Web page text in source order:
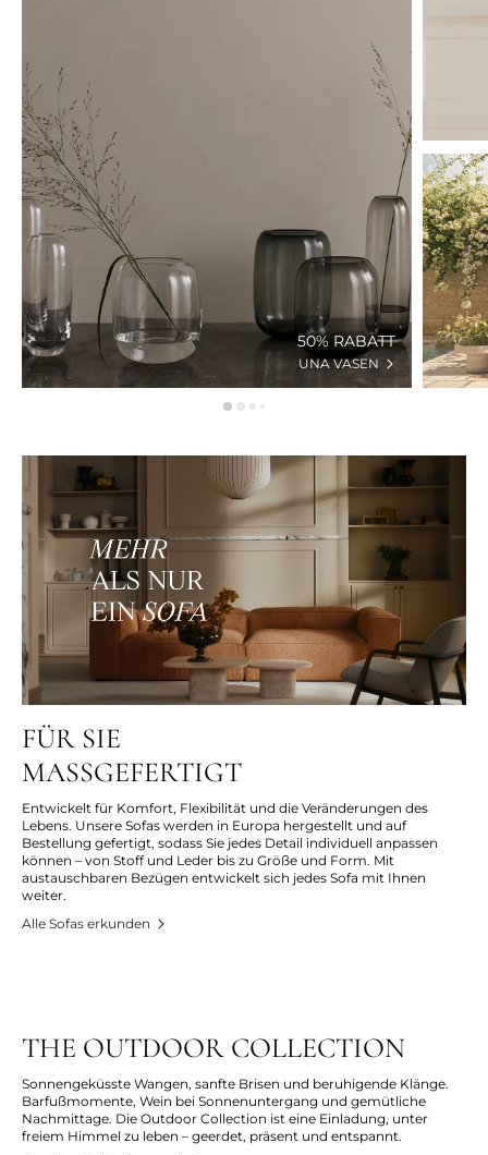
50% RABATT
UNA VASEN
FÜR SIE
MASSGEFERTIGT
Entwickelt für Komfort, Flexibilität und die Veränderungen des
Lebens. Unsere Sofas werden in Europa hergestellt und auf
Bestellung gefertigt, sodass Sie jedes Detail individuell anpassen
können – von Stoff und Leder bis zu Größe und Form. Mit
austauschbaren Bezügen entwickelt sich jedes Sofa mit Ihnen
weiter.
Alle Sofas erkunden
THE OUTDOOR COLLECTION
Sonnengeküsste Wangen, sanfte Brisen und beruhigende Klänge.
Barfußmomente, Wein bei Sonnenuntergang und gemütliche
Nachmittage. Die Outdoor Collection ist eine Einladung, unter
freiem Himmel zu leben – geerdet, präsent und entspannt.